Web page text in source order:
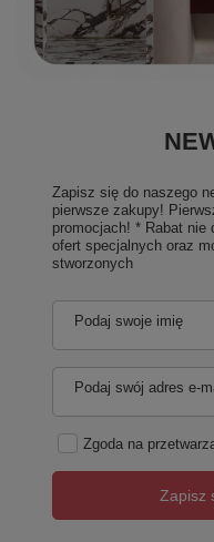
Zapisz się do naszego
pierwsze zakupy!
promocjach! * Rabat
ofert specjalnych oraz
stworzonych
Podaj swoje imię
Podaj swój adres e-
Zgoda na
Zapisz